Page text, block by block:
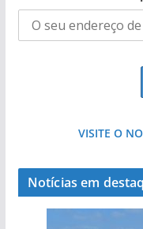
VISITE O
Notícias em